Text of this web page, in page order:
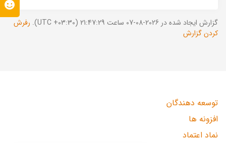
گزارش ایجاد شده در 2026-08-07 ساعت 21:47:29 (UTC +03:30).
رفرش
کردن گزارش
توسعه دهندگان
افزونه ها
نماد اعتماد